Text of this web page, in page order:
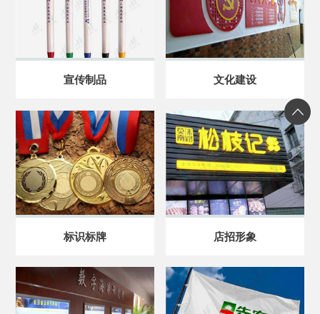
宣传制品 文化建设
标识标牌 店招形象